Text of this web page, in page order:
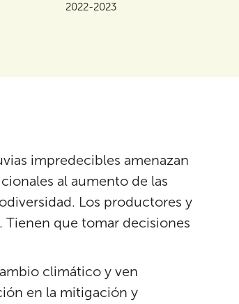
2022-2023
impredecibles amenazan
al aumento de las
Los productores y
Tienen que tomar decisiones
climático y ven
en la mitigación y